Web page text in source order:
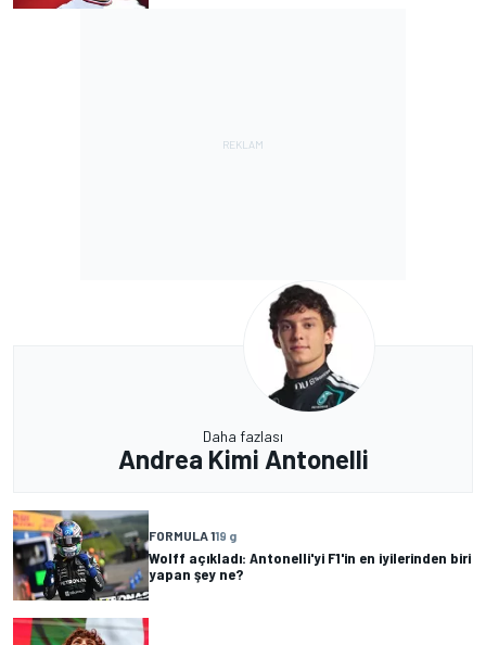
Daha fazlası
Andrea Kimi Antonelli
FORMULA 119 g
Wolff açıkladı: Antonelli'yi F1'in en iyilerinden biri
yapan şey ne?